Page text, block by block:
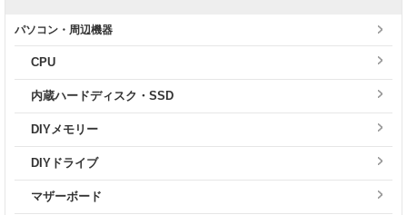
パソコン・周辺機器
CPU
内蔵ハードディスク・SSD
DIYメモリー
DIYドライブ
マザーボード